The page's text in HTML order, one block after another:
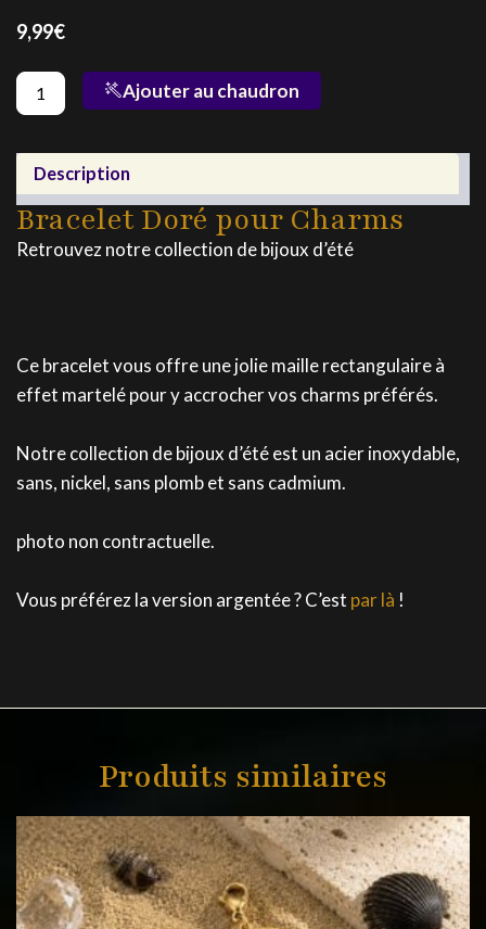
9,99€
quantité
pour
Ajouter au chaudron
Description
Bracelet Doré pour Charms
Retrouvez notre collection de bijoux d’été
Ce bracelet vous offre une jolie maille rectangulaire à
effet martelé pour y accrocher vos charms préférés.
Notre collection de bijoux d’été est un acier inoxydable,
sans, nickel, sans plomb et sans cadmium.
photo non contractuelle.
Vous préférez la version argentée ? C’est par là !
Produits similaires